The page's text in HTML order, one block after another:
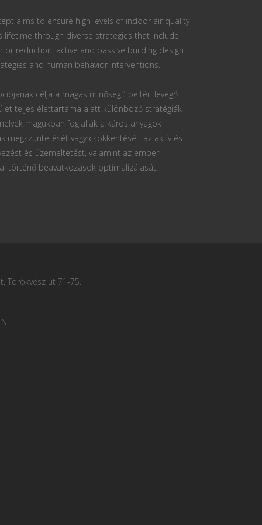
aims to ensure high levels of indoor air quality
lifetime through diverse strategies that include
or reduction, active and passive building design
and human behavior interventions.
célja a magas minőségű beltéri levegő
teljes élettartama alatt különböző stratégiák
magukban foglalják a káros anyagok
megszüntetését vagy csökkentését, az aktív és
és üzemeltetést, valamint az emberi
történő beavatkozások optimalizálását.
Törökvész út 71-75.